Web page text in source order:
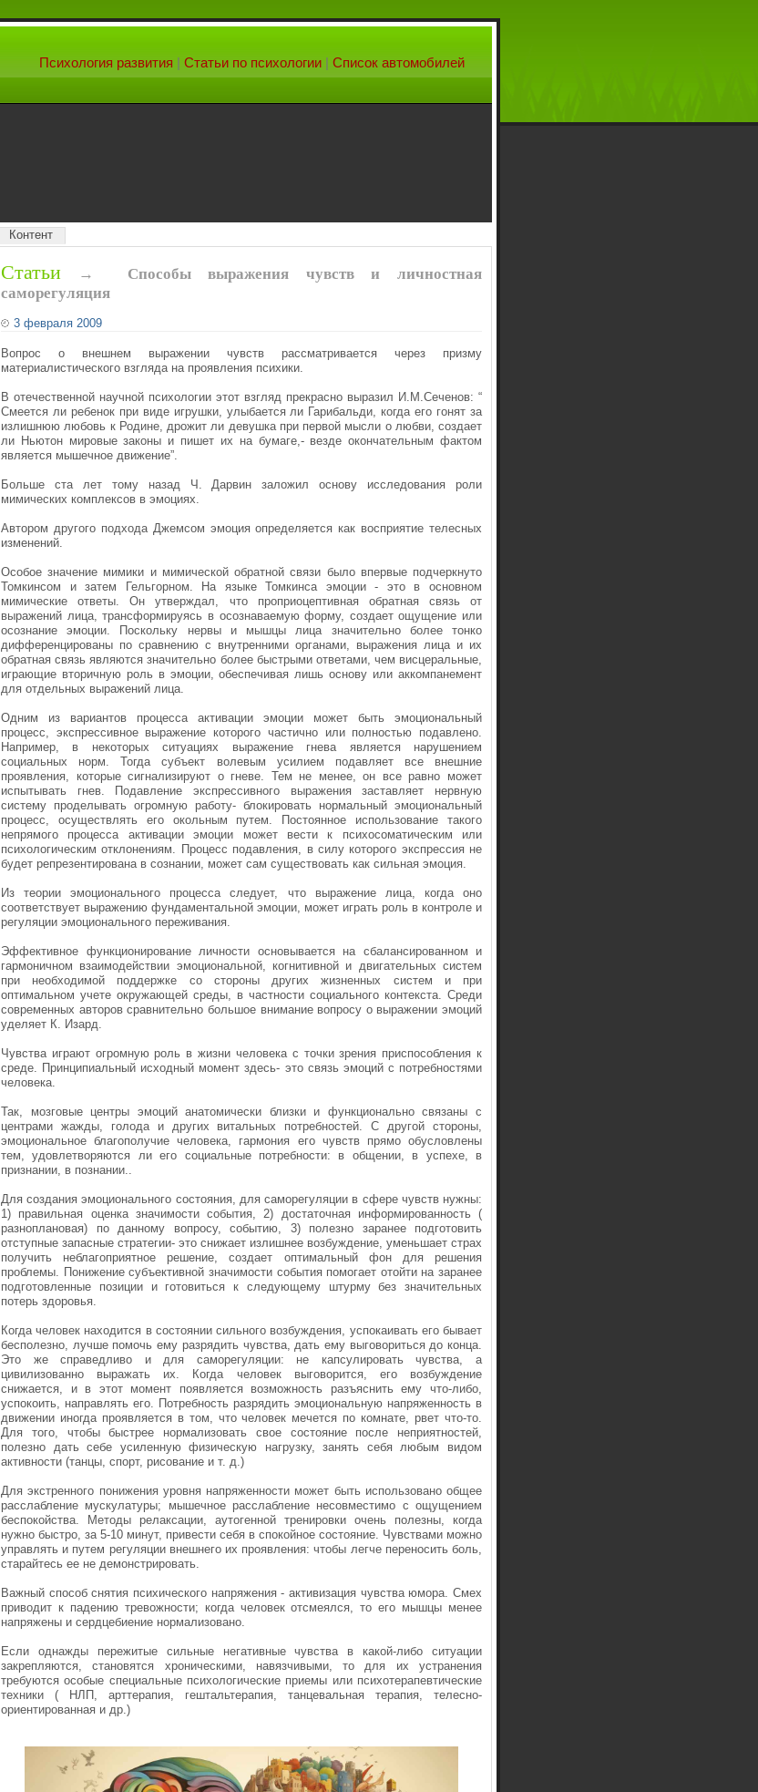
Психология развития | Статьи по психологии | Список автомобилей
Контент
Статьи → Способы выражения чувств и личностная
саморегуляция
3 февраля 2009
Вопрос о внешнем выражении чувств рассматривается через призму
материалистического взгляда на проявления психики.
В отечественной научной психологии этот взгляд прекрасно выразил И.М.Сеченов: “
Смеется ли ребенок при виде игрушки, улыбается ли Гарибальди, когда его гонят за
излишнюю любовь к Родине, дрожит ли девушка при первой мысли о любви, создает
ли Ньютон мировые законы и пишет их на бумаге,- везде окончательным фактом
является мышечное движение”.
Больше ста лет тому назад Ч. Дарвин заложил основу исследования роли
мимических комплексов в эмоциях.
Автором другого подхода Джемсом эмоция определяется как восприятие телесных
изменений.
Особое значение мимики и мимической обратной связи было впервые подчеркнуто
Томкинсом и затем Гельгорном. На языке Томкинса эмоции - это в основном
мимические ответы. Он утверждал, что проприоцептивная обратная связь от
выражений лица, трансформируясь в осознаваемую форму, создает ощущение или
осознание эмоции. Поскольку нервы и мышцы лица значительно более тонко
дифференцированы по сравнению с внутренними органами, выражения лица и их
обратная связь являются значительно более быстрыми ответами, чем висцеральные,
играющие вторичную роль в эмоции, обеспечивая лишь основу или аккомпанемент
для отдельных выражений лица.
Одним из вариантов процесса активации эмоции может быть эмоциональный
процесс, экспрессивное выражение которого частично или полностью подавлено.
Например, в некоторых ситуациях выражение гнева является нарушением
социальных норм. Тогда субъект волевым усилием подавляет все внешние
проявления, которые сигнализируют о гневе. Тем не менее, он все равно может
испытывать гнев. Подавление экспрессивного выражения заставляет нервную
систему проделывать огромную работу- блокировать нормальный эмоциональный
процесс, осуществлять его окольным путем. Постоянное использование такого
непрямого процесса активации эмоции может вести к психосоматическим или
психологическим отклонениям. Процесс подавления, в силу которого экспрессия не
будет репрезентирована в сознании, может сам существовать как сильная эмоция.
Из теории эмоционального процесса следует, что выражение лица, когда оно
соответствует выражению фундаментальной эмоции, может играть роль в контроле и
регуляции эмоционального переживания.
Эффективное функционирование личности основывается на сбалансированном и
гармоничном взаимодействии эмоциональной, когнитивной и двигательных систем
при необходимой поддержке со стороны других жизненных систем и при
оптимальном учете окружающей среды, в частности социального контекста. Среди
современных авторов сравнительно большое внимание вопросу о выражении эмоций
уделяет К. Изард.
Чувства играют огромную роль в жизни человека с точки зрения приспособления к
среде. Принципиальный исходный момент здесь- это связь эмоций с потребностями
человека.
Так, мозговые центры эмоций анатомически близки и функционально связаны с
центрами жажды, голода и других витальных потребностей. С другой стороны,
эмоциональное благополучие человека, гармония его чувств прямо обусловлены
тем, удовлетворяются ли его социальные потребности: в общении, в успехе, в
признании, в познании..
Для создания эмоционального состояния, для саморегуляции в сфере чувств нужны:
1) правильная оценка значимости события, 2) достаточная информированность (
разноплановая) по данному вопросу, событию, 3) полезно заранее подготовить
отступные запасные стратегии- это снижает излишнее возбуждение, уменьшает страх
получить неблагоприятное решение, создает оптимальный фон для решения
проблемы. Понижение субъективной значимости события помогает отойти на заранее
подготовленные позиции и готовиться к следующему штурму без значительных
потерь здоровья.
Когда человек находится в состоянии сильного возбуждения, успокаивать его бывает
бесполезно, лучше помочь ему разрядить чувства, дать ему выговориться до конца.
Это же справедливо и для саморегуляции: не капсулировать чувства, а
цивилизованно выражать их. Когда человек выговорится, его возбуждение
снижается, и в этот момент появляется возможность разъяснить ему что-либо,
успокоить, направлять его. Потребность разрядить эмоциональную напряженность в
движении иногда проявляется в том, что человек мечется по комнате, рвет что-то.
Для того, чтобы быстрее нормализовать свое состояние после неприятностей,
полезно дать себе усиленную физическую нагрузку, занять себя любым видом
активности (танцы, спорт, рисование и т. д.)
Для экстренного понижения уровня напряженности может быть использовано общее
расслабление мускулатуры; мышечное расслабление несовместимо с ощущением
беспокойства. Методы релаксации, аутогенной тренировки очень полезны, когда
нужно быстро, за 5-10 минут, привести себя в спокойное состояние. Чувствами можно
управлять и путем регуляции внешнего их проявления: чтобы легче переносить боль,
старайтесь ее не демонстрировать.
Важный способ снятия психического напряжения - активизация чувства юмора. Смех
приводит к падению тревожности; когда человек отсмеялся, то его мышцы менее
напряжены и сердцебиение нормализовано.
Если однажды пережитые сильные негативные чувства в какой-либо ситуации
закрепляются, становятся хроническими, навязчивыми, то для их устранения
требуются особые специальные психологические приемы или психотерапевтические
техники ( НЛП, арттерапия, гештальтерапия, танцевальная терапия, телесно-
ориентированная и др.)